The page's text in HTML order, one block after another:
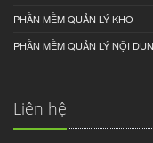
PHẦN MỀM QUẢN LÝ KHO
PHẦN MỀM QUẢN LÝ NỘI
Liên hệ